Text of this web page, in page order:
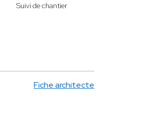
Suivi de chantier
Fiche architecte